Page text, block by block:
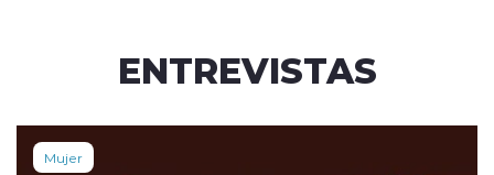
ENTREVISTAS
Mujer